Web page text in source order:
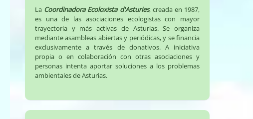
La Coordinadora Ecoloxista d'Asturies, creada en 1987,
es una de las asociaciones ecologistas con mayor
trayectoria y más activas de Asturias. Se organiza
mediante asambleas abiertas y periódicas, y se financia
exclusivamente a través de donativos. A iniciativa
propia o en colaboración con otras asociaciones y
personas intenta aportar soluciones a los problemas
ambientales de Asturias.